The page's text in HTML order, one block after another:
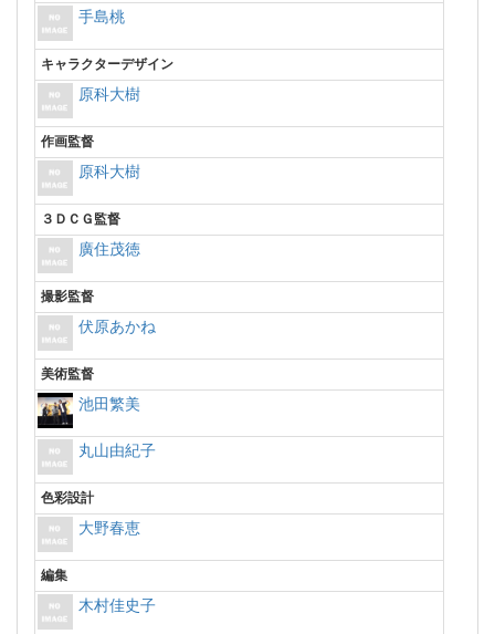
手島桃
キャラクターデザイン
原科大樹
作画監督
原科大樹
３ＤＣＧ監督
廣住茂徳
撮影監督
伏原あかね
美術監督
池田繁美
丸山由紀子
色彩設計
大野春恵
編集
木村佳史子